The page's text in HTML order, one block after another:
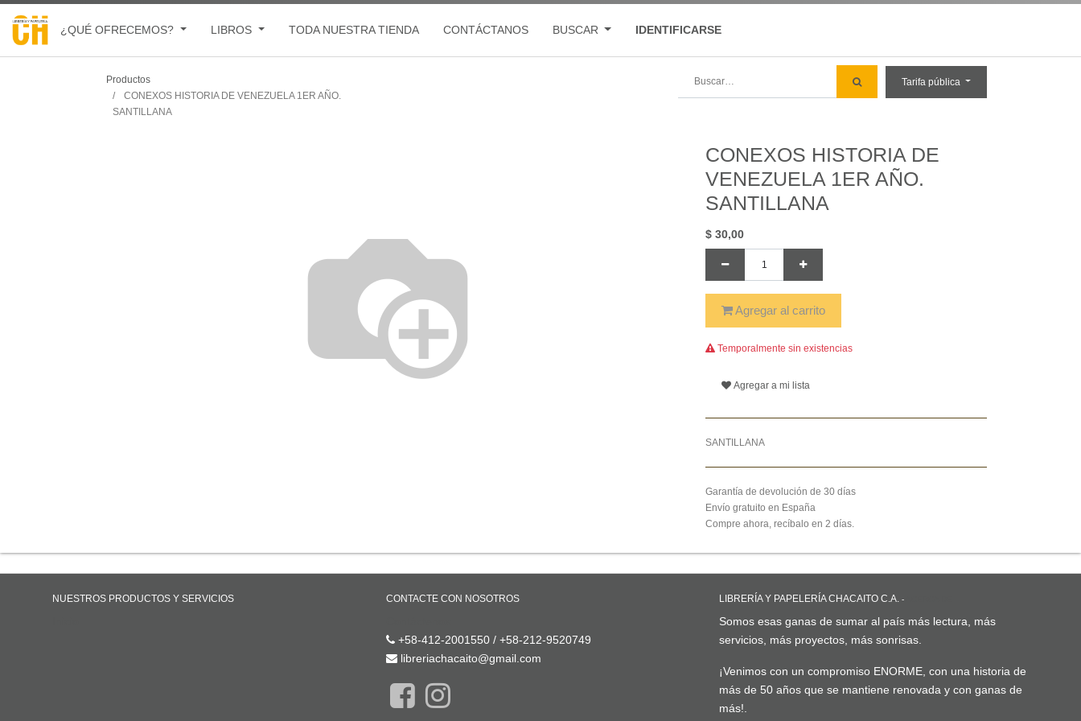
¿QUÉ OFRECEMOS? LIBROS TODA NUESTRA TIENDA CONTÁCTANOS BUSCAR IDENTIFICARSE
Productos
CONEXOS HISTORIA DE VENEZUELA 1ER AÑO.
SANTILLANA
Tarifa pública
CONEXOS HISTORIA DE
VENEZUELA 1ER AÑO.
SANTILLANA
$ 30,00
Agregar al carrito
Temporalmente sin existencias
Agregar a mi lista
SANTILLANA
Garantía de devolución de 30 días
Envío gratuito en España
Compre ahora, recíbalo en 2 días.
NUESTROS PRODUCTOS Y SERVICIOS CONTACTE CON NOSOTROS
+58-412-2001550 / +58-212-9520749
libreriachacaito@gmail.com
LIBRERÍA Y PAPELERÍA CHACAITO C.A. -
Somos esas ganas de sumar al país más lectura, más
servicios, más proyectos, más sonrisas.
¡Venimos con un compromiso ENORME, con una historia de
más de 50 años que se mantiene renovada y con ganas de
más!.